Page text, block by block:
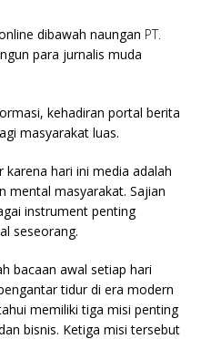
dibawah naungan PT.
para jurnalis muda
kehadiran portal berita
masyarakat luas.
karena hari ini media adalah
mental masyarakat. Sajian
instrument penting
seseorang.
bacaan awal setiap hari
tidur di era modern
memiliki tiga misi penting
bisnis. Ketiga misi tersebut